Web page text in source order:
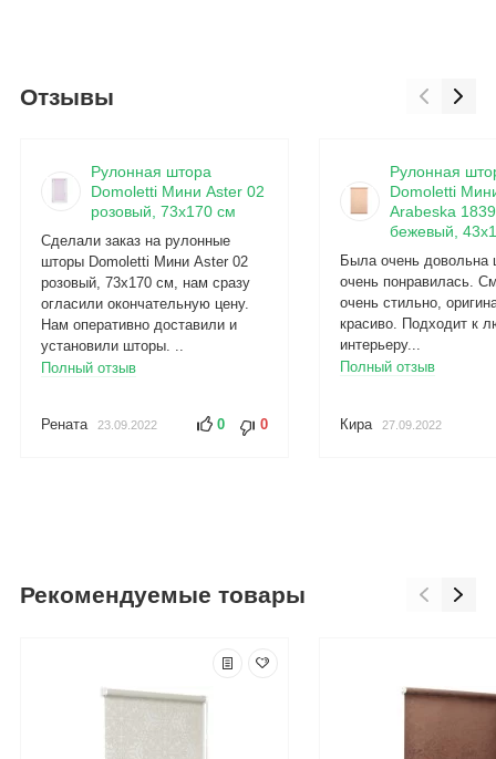
Отзывы
Рулонная штора
Domoletti Мини Aster 02
розовый, 73x170 см
Сделали заказ на рулонные
шторы Domoletti Мини Aster 02
розовый, 73x170 см, нам сразу
огласили окончательную цену.
Нам оперативно доставили и
установили шторы. ..
Полный отзыв
Рената 23.09.2022 0 0
Рулонная
Domoletti
Arabeska
бежевый,
Была очень довольна
очень понравилась.
очень стильно,
красиво. Подходит к
интерьеру...
Полный отзыв
Кира 27.09.2022
Рекомендуемые товары